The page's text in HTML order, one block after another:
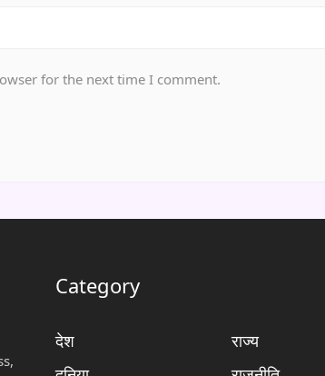
for the next time I comment.
Category
देश
राज्य